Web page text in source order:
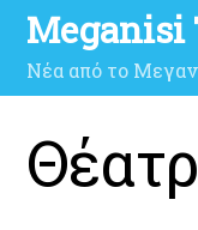
Meganisi
Νέα από το